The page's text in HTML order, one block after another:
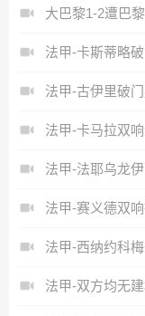
法甲-卡斯蒂略
法甲-古伊里破
法甲-卡马拉双
法甲-法耶乌龙
法甲-赛义德双
法甲-西纳约科
法甲-双方均无